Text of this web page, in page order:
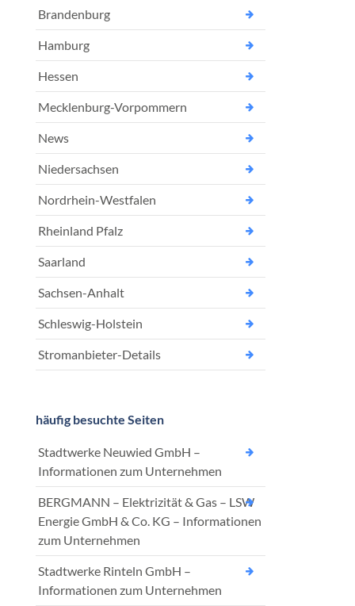
Brandenburg
Hamburg
Hessen
Mecklenburg-Vorpommern
News
Niedersachsen
Nordrhein-Westfalen
Rheinland Pfalz
Saarland
Sachsen-Anhalt
Schleswig-Holstein
Stromanbieter-Details
häufig besuchte Seiten
Stadtwerke Neuwied GmbH –
Informationen zum Unternehmen
BERGMANN – Elektrizität & Gas – LSW
Energie GmbH & Co. KG – Informationen
zum Unternehmen
Stadtwerke Rinteln GmbH –
Informationen zum Unternehmen